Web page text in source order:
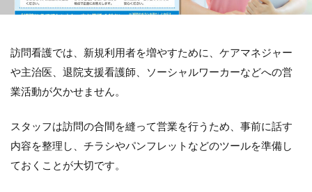
訪問看護では、新規利用者を増やすために、ケアマネジャー
や主治医、退院支援看護師、ソーシャルワーカーなどへの営
業活動が欠かせません。
スタッフは訪問の合間を縫って営業を行うため、事前に話す
内容を整理し、チラシやパンフレットなどのツールを準備し
ておくことが大切です。